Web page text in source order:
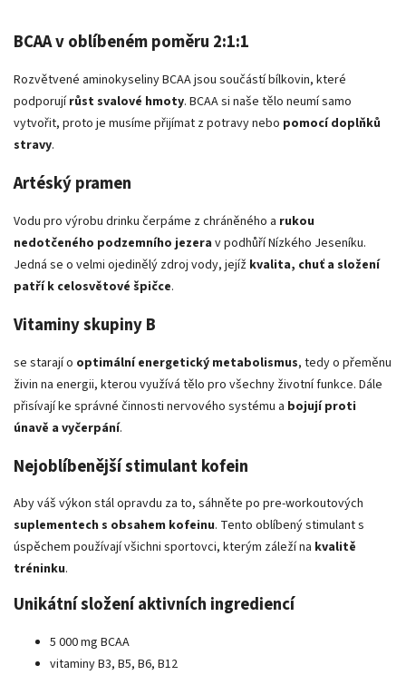
BCAA v oblíbeném poměru 2:1:1
Rozvětvené aminokyseliny BCAA jsou součástí bílkovin, které
podporujírůst svalové hmoty. BCAA si naše tělo neumí samo
vytvořit, proto je musíme přijímat z potravy nebo pomocí doplňků
stravy.
Artéský pramen
Vodu pro výrobu drinku čerpáme z chráněného a rukou
nedotčeného podzemního jezera v podhůří Nízkého Jeseníku.
Jedná se o velmi ojedinělý zdroj vody, jejíž kvalita, chuť a složení
patří k celosvětové špičce.
Vitaminy skupiny B
se starají o optimální energetický metabolismus, tedy o přeměnu
živin na energii, kterou využívá tělo pro všechny životní funkce. Dále
přisívají ke správné činnosti nervového systému a bojují proti
únavě a vyčerpání.
Nejoblíbenější stimulant kofein
Aby váš výkon stál opravdu za to, sáhněte po pre-workoutových
suplementech s obsahem kofeinu. Tento oblíbený stimulant s
úspěchem používají všichni sportovci, kterým záleží na kvalitě
tréninku.
Unikátní složení aktivních ingrediencí
5 000 mg BCAA
vitaminy B3, B5, B6, B12